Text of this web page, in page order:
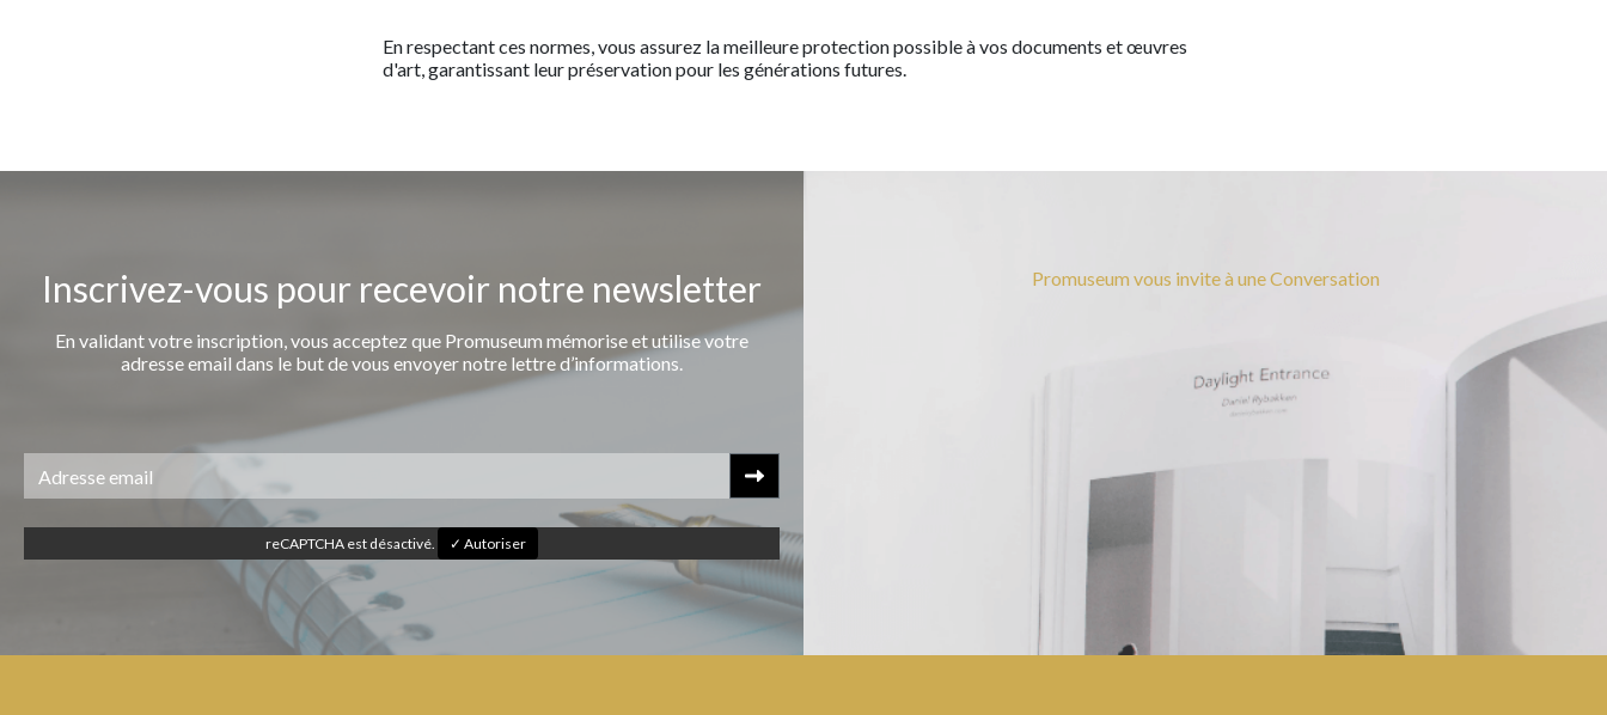
En respectant ces normes, vous assurez la meilleure protection possible à vos documents et œuvres
d'art, garantissant leur préservation pour les générations futures.
Inscrivez-vous pour recevoir notre newsletter
En validant votre inscription, vous acceptez que Promuseum mémorise et utilise votre
adresse email dans le but de vous envoyer notre lettre d’informations.
reCAPTCHA est désactivé. ✓ Autoriser
Promuseum vous invite à une Conversation